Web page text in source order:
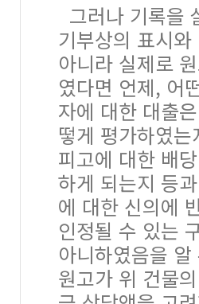
그러나 기록을
기부상의 표시
아니라 실제로
였다면 언제, 어
자에 대한 대출
떻게 평가하였
피고에 대한 배
하게 되는지 등
에 대한 신의에
인정될 수 있는
아니하였음을
원고가 위 건물